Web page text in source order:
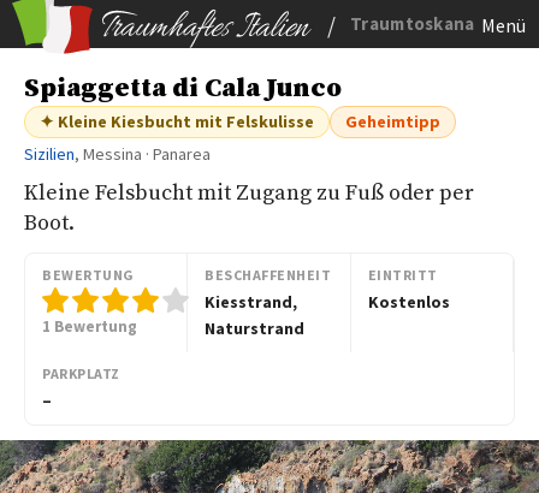
/ Traumtoskana Menü
Spiaggetta di Cala Junco
✦ Kleine Kiesbucht mit Felskulisse
Geheimtipp
Sizilien, Messina · Panarea
Kleine Felsbucht mit Zugang zu Fuß oder per
Boot.
BEWERTUNG
1 Bewertung
BESCHAFFENHEIT
Kiesstrand,
Naturstrand
EINTRITT
Kostenlos
PARKPLATZ
–